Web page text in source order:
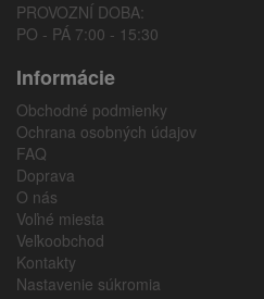
PROVOZNÍ DOBA:
PO - PÁ 7:00 - 15:30
Informácie
Obchodné podmienky
Ochrana osobných údajov
FAQ
Doprava
O nás
Voľné miesta
Veľkoobchod
Kontakty
Nastavenie súkromia